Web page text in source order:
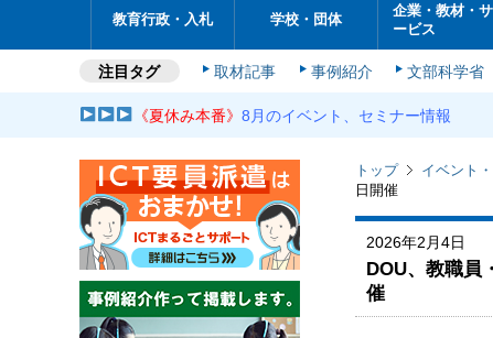
教育行政・入札 学校・団体
企業・教材・サ
ービス
注目タグ 取材記事 事例紹介 文部科学省
《夏休み本番》8月のイベント、セミナー情報
トップ イベント
日開催
2026年2月4日
DOU、教職員
催